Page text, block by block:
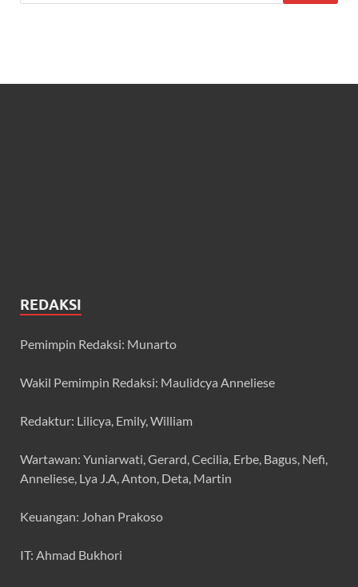
REDAKSI
Pemimpin Redaksi: Munarto
Wakil Pemimpin Redaksi: Maulidcya Anneliese
Redaktur: Lilicya, Emily, William
Wartawan: Yuniarwati, Gerard, Cecilia, Erbe, Bagus, Nefi,
Anneliese, Lya J.A, Anton, Deta, Martin
Keuangan: Johan Prakoso
IT: Ahmad Bukhori